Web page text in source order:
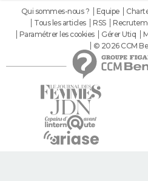
Qui sommes-nous ? Equipe
Tous les articles
RSS
Paramétrer les cookies
Gérer Utiq
© 2026 CCM